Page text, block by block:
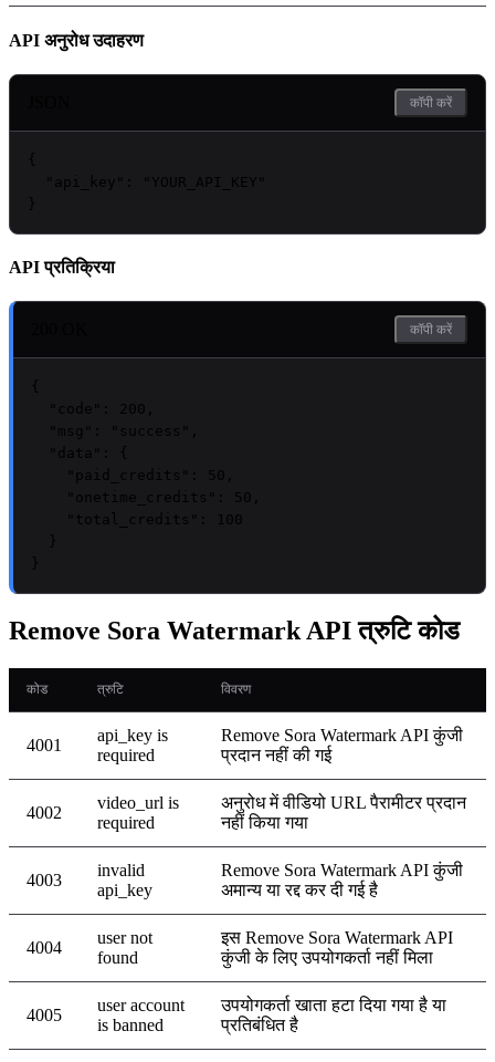
API अनुरोध उदाहरण
कॉपी करें
{
"api_key" : " YOUR_API_KEY "
}
API प्रतिक्रिया
कॉपी करें
{
"code" : 200
"msg" : "success"
"data" : {
"paid_credits" : 50
"onetime_credits" : 50
"total_credits" :
100
}
Remove Sora Watermark API त्रुटि कोड
कोड त्रुटि विवरण
4001
api_key is
required
Remove Sora Watermark API कुंजी
प्रदान नहीं की गई
4002
video_url is
required
अनुरोध में वीडियो URL पैरामीटर प्रदान
नहीं किया गया
4003
invalid
api_key
Remove Sora Watermark API कुंजी
अमान्य या रद्द कर दी गई है
4004
user not
found
इस Remove Sora Watermark API
कुंजी के लिए उपयोगकर्ता नहीं मिला
4005
user account
is banned
उपयोगकर्ता खाता हटा दिया गया है या
प्रतिबंधित है